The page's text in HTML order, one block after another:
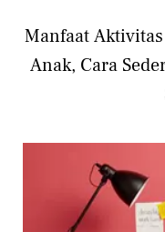
Manfaat
Anak, Cara